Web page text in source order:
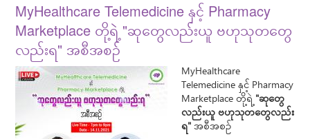
MyHealthcare Telemedicine နှင့် Pharmacy
Marketplace တို့ရဲ့ "ဆုတွေလည်းယူ ဗဟုသုတတွေ
လည်းရ" အစီအစဉ်
MyHealthcare
Telemedicine နှင့် Pharmacy
Marketplace တို့ရဲ့"ဆုတွေ
လည်းယူ ဗဟုသုတတွေလည်း
ရ"အစီအစဉ်